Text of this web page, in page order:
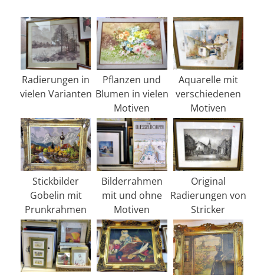
Radierungen in
vielen Varianten
Pflanzen und
Blumen in vielen
Motiven
Aquarelle mit
verschiedenen
Motiven
Stickbilder
Gobelin mit
Prunkrahmen
Bilderrahmen
mit und ohne
Motiven
Original
Radierungen von
Stricker